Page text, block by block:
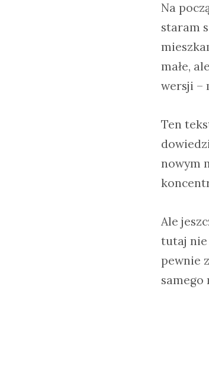
Na
staram
małe,
wersji –
Ten
nowym
Ale
tutaj nie
pewnie
samego